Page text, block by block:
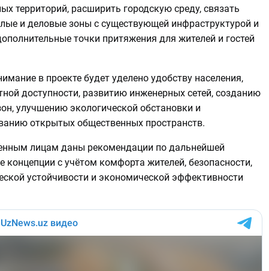
территорий, расширить городскую среду, связать
и деловые зоны с существующей инфраструктурой и
точки притяжения для жителей и гостей
в проекте будет уделено удобству населения,
доступности, развитию инженерных сетей, созданию
улучшению экологической обстановки и
открытых общественных пространств.
лицам даны рекомендации по дальнейшей
концепции с учётом комфорта жителей, безопасности,
устойчивости и экономической эффективности